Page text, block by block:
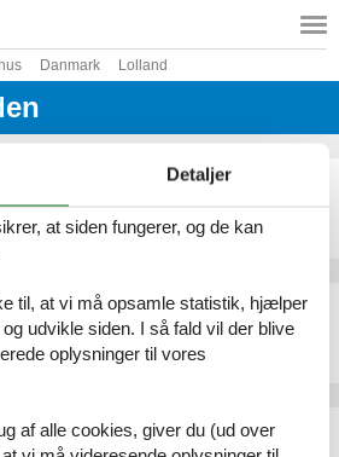
Danmark Lolland
sommerhus Næsby Strand
ved Næsby Strand
Detaljer
at siden fungerer, og de kan
til, at vi må opsamle statistik, hjælper
udvikle siden. I så fald vil der blive
oplysninger til vores
af alle cookies, giver du (ud over